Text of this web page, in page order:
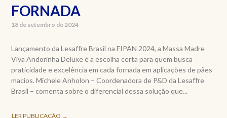
FORNADA
18 de setembro de 2024
Lançamento da Lesaffre Brasil na FIPAN 2024, a Massa Madre
Viva Andorinha Deluxe é a escolha certa para quem busca
praticidade e excelência em cada fornada em aplicações de pães
macios. Michele Anholon – Coordenadora de P&D da Lesaffre
Brasil – comenta sobre o diferencial dessa solução que...
LER PUBLICAÇÃO →